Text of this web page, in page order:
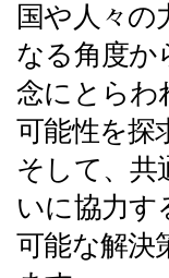
国や人々の
なる角度か
念にとらわ
可能性を探
そして、共
いに協力す
可能な解決